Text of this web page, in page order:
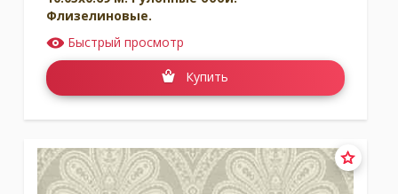
Флизелиновые.
Быстрый просмотр
Купить